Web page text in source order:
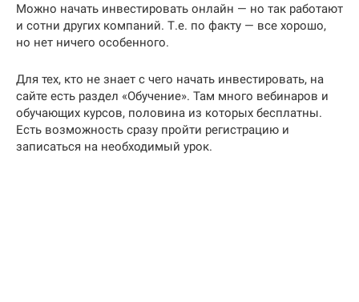
Можно начать инвестировать онлайн — но так работают
и сотни других компаний. Т.е. по факту — все хорошо,
но нет ничего особенного.
Для тех, кто не знает с чего начать инвестировать, на
сайте есть раздел «Обучение». Там много вебинаров и
обучающих курсов, половина из которых бесплатны.
Есть возможность сразу пройти регистрацию и
записаться на необходимый урок.